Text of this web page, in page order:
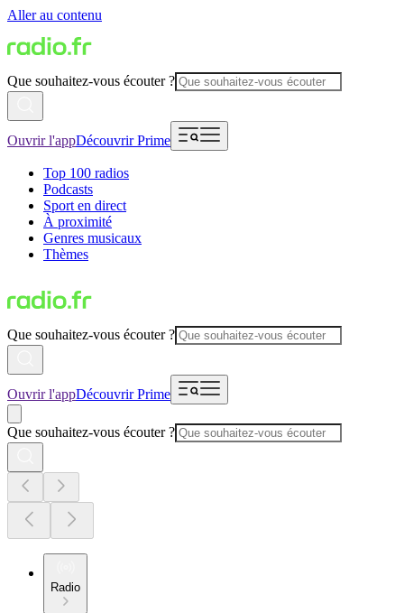
Aller au contenu
Que souhaitez-vous écouter ?
Ouvrir l'appDécouvrir Prime
Top 100 radios
Podcasts
Sport en direct
À proximité
Genres musicaux
Thèmes
Que souhaitez-vous écouter ?
Ouvrir l'appDécouvrir Prime
Que souhaitez-vous écouter ?
Radio